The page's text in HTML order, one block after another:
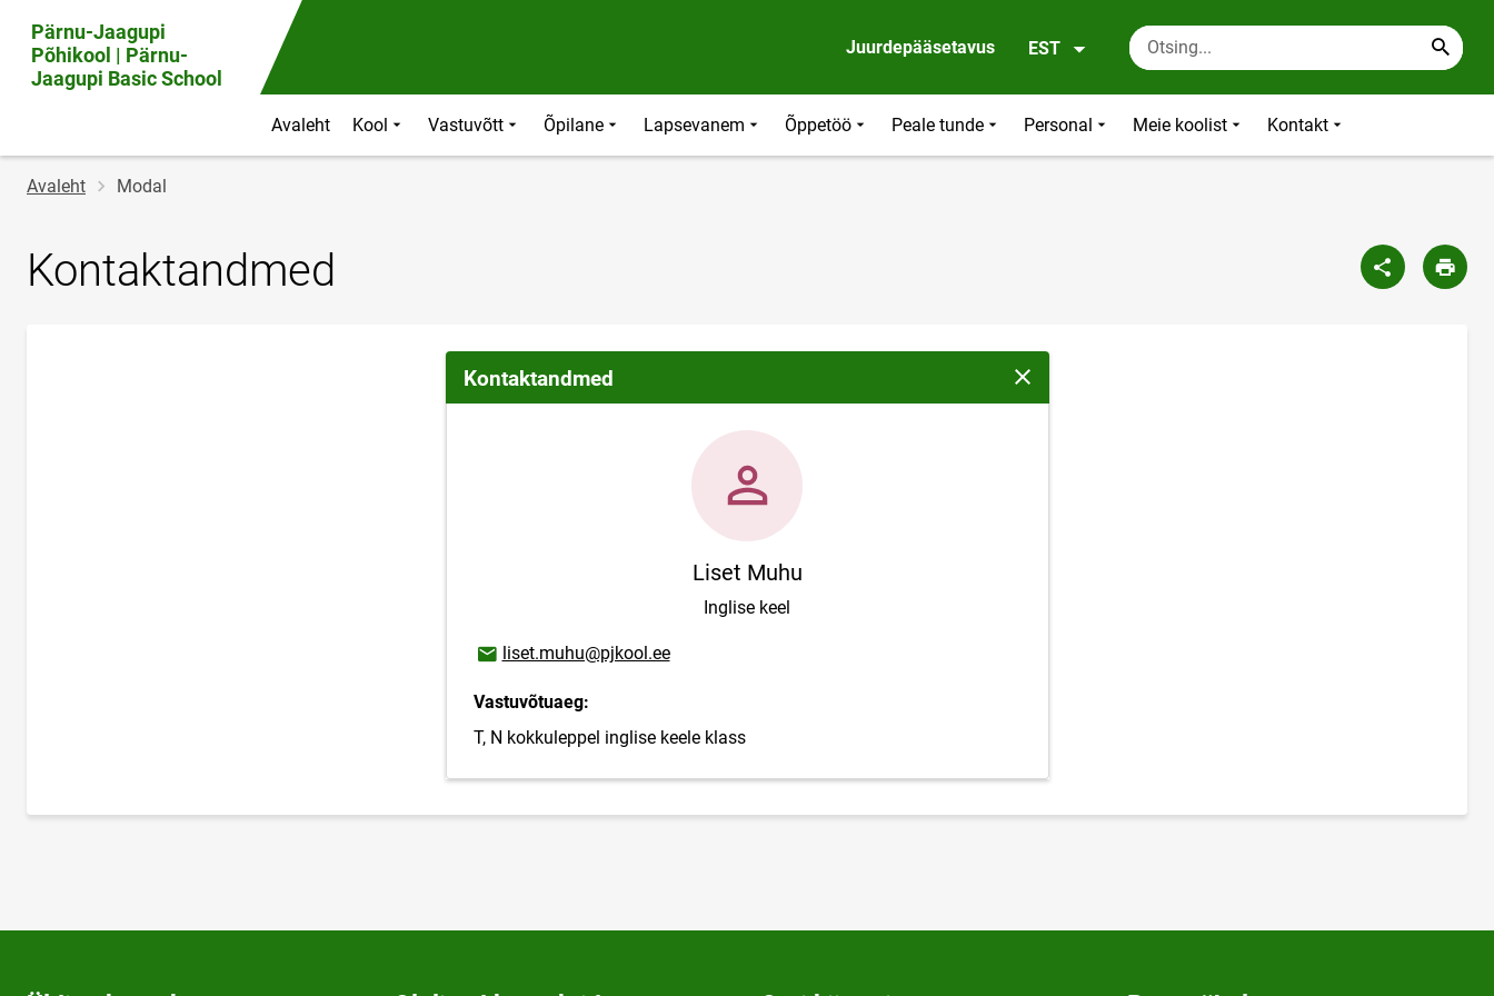
Pärnu-Jaagupi
Põhikool | Pärnu-
Jaagupi Basic School
Juurdepääsetavus EST
Avaleht Kool Vastuvõtt Õpilane Lapsevanem Õppetöö Peale tunde Personal Meie koolist Kontakt
Jälglink
Avaleht Modal
Kontaktandmed
Kontaktandmed Sulge modaalaken
Liset Muhu
Inglise keel
E-posti aadress
liset.muhu@pjkool.ee
Vastuvõtuaeg:
T, N kokkuleppel inglise keele klass